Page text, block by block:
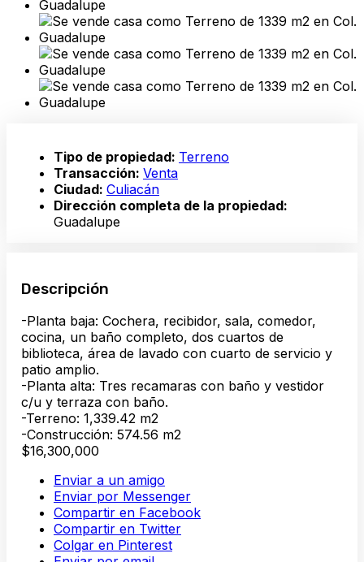
Tipo de propiedad: Terreno
Transacción: Venta
Ciudad: Culiacán
Dirección completa de la propiedad:
Guadalupe
Descripción
-Planta baja: Cochera, recibidor, sala, comedor,
cocina, un baño completo, dos cuartos de
biblioteca, área de lavado con cuarto de servicio y
patio amplio.
-Planta alta: Tres recamaras con baño y vestidor
c/u y terraza con baño.
-Terreno: 1,339.42 m2
-Construcción: 574.56 m2
$16,300,000
Enviar a un amigo
Enviar por Messenger
Compartir en Facebook
Compartir en Twitter
Colgar en Pinterest